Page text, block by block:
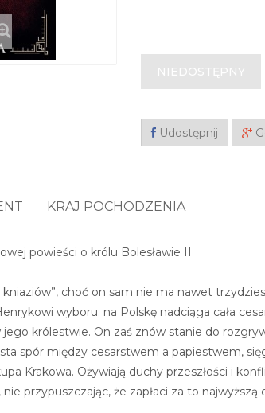
NIEDOSTĘPNY
Udostępnij
KRAJ POCHODZENIA
powieści o królu Bolesławie II
kniaziów”, choć on sam nie ma nawet
wyboru: na Polskę nadciąga cała
królestwie. On zaś znów stanie do
spór między cesarstwem a papiestwem,
Krakowa. Ożywiają duchy przeszłości i
przypuszczając, że zapłaci za to najwyższą